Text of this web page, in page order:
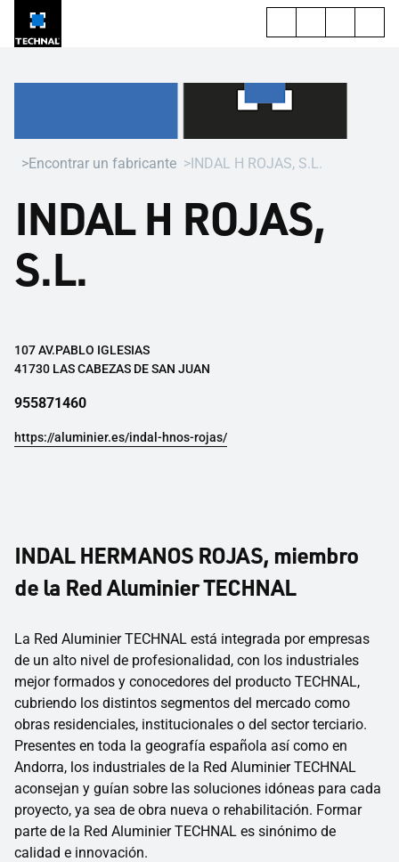
Encontrar un fabricante INDAL H ROJAS, S.L.
INDAL H ROJAS,
S.L.
107 AV.PABLO IGLESIAS
41730 LAS CABEZAS DE SAN JUAN
955871460
https://aluminier.es/indal-hnos-rojas/
INDAL HERMANOS ROJAS, miembro
de la Red Aluminier TECHNAL
La Red Aluminier TECHNAL está integrada por empresas
de un alto nivel de profesionalidad, con los industriales
mejor formados y conocedores del producto TECHNAL,
cubriendo los distintos segmentos del mercado como
obras residenciales, institucionales o del sector terciario.
Presentes en toda la geografía española así como en
Andorra, los industriales de la Red Aluminier TECHNAL
aconsejan y guían sobre las soluciones idóneas para cada
proyecto, ya sea de obra nueva o rehabilitación. Formar
parte de la Red Aluminier TECHNAL es sinónimo de
calidad e innovación.